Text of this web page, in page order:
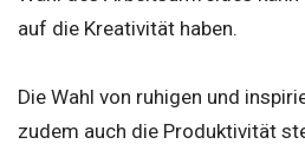
auf die Kreativität haben.
Die Wahl von ruhigen und
zudem auch die Produktivität